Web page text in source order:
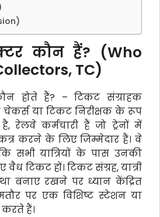
कौन हैं? (Who
TC)
होते हैं? – टिकट संग्राहक
चेकर्स या टिकट निरीक्षक के रूप
रेलवे कर्मचारी हैं जो ट्रेनों में
करने के लिए जिम्मेदार हैं। वे
सभी यात्रियों के पास उनकी
वैध टिकट हों। टिकट संग्रह, यात्री
बनाए रखने पर ध्यान केंद्रित
पर एक विशिष्ट स्टेशन या
करते हैं।